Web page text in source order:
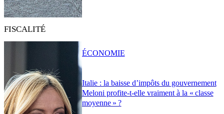
FISCALITÉ
Italie : la baisse d’impôts du gouvernement
Meloni profite-t-elle vraiment à la « classe
moyenne » ?
ÉCONOMIE